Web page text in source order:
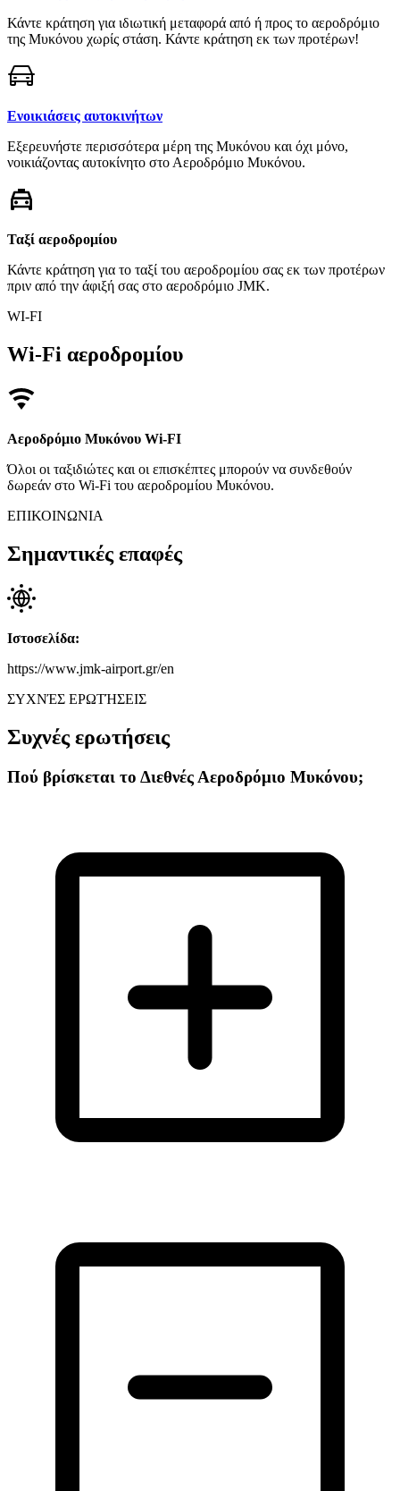
Κάντε κράτηση για ιδιωτική μεταφορά από ή προς το αεροδρόμιο
της Μυκόνου χωρίς στάση. Κάντε κράτηση εκ των προτέρων!
Ενοικιάσεις αυτοκινήτων
Εξερευνήστε περισσότερα μέρη της Μυκόνου και όχι μόνο,
νοικιάζοντας αυτοκίνητο στο Αεροδρόμιο Μυκόνου.
Ταξί αεροδρομίου
Κάντε κράτηση για το ταξί του αεροδρομίου σας εκ των προτέρων
πριν από την άφιξή σας στο αεροδρόμιο JMK.
WI-FI
Wi-Fi αεροδρομίου
Αεροδρόμιο Μυκόνου Wi-FI
Όλοι οι ταξιδιώτες και οι επισκέπτες μπορούν να συνδεθούν
δωρεάν στο Wi-Fi του αεροδρομίου Μυκόνου.
ΕΠΙΚΟΙΝΩΝΙΑ
Σημαντικές επαφές
Ιστοσελίδα:
https://www.jmk-airport.gr/en
ΣΥΧΝΈΣ ΕΡΩΤΉΣΕΙΣ
Συχνές ερωτήσεις
Πού βρίσκεται το Διεθνές Αεροδρόμιο Μυκόνου;